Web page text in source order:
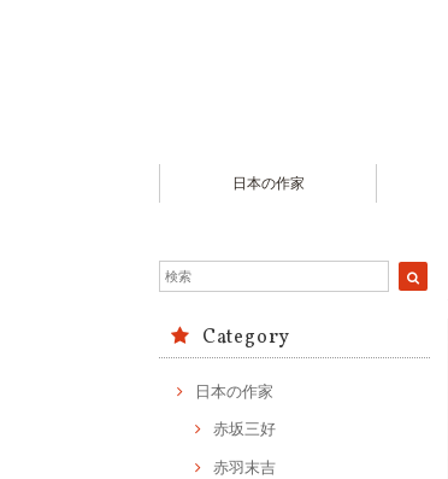
日本の作家
Category
日本の作家
赤坂三好
赤羽末吉